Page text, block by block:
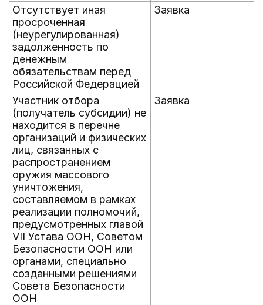
Отсутствует иная
просроченная
(неурегулированная)
задолженность по
денежным
обязательствам перед
Российской Федерацией
Заявка
Участник отбора
(получатель субсидии) не
находится в перечне
организаций и физических
лиц, связанных с
распространением
оружия массового
уничтожения,
составляемом в рамках
реализации полномочий,
предусмотренных главой
VII Устава ООН, Советом
Безопасности ООН или
органами, специально
созданными решениями
Совета Безопасности
ООН
Заявка